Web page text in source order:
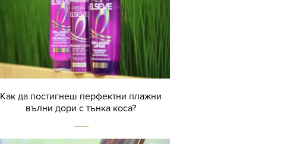
Как да постигнеш перфектни плажни
вълни дори с тънка коса?